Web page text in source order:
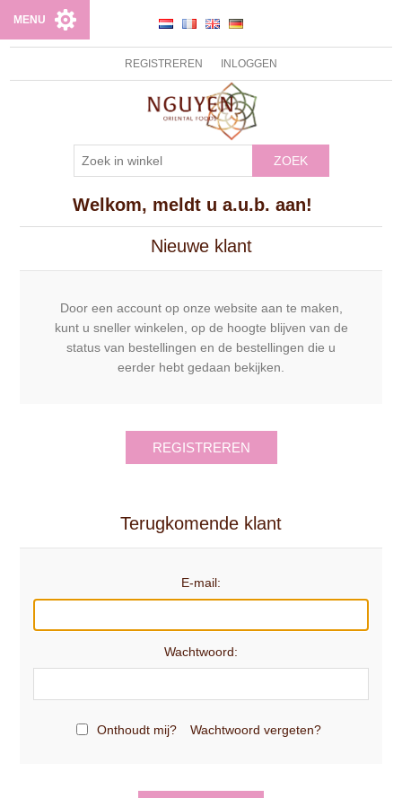
REGISTREREN INLOGGEN
ZOEK
MENU
Welkom, meldt u a.u.b. aan!
Nieuwe klant
Door een account op onze website aan te maken,
kunt u sneller winkelen, op de hoogte blijven van de
status van bestellingen en de bestellingen die u
eerder hebt gedaan bekijken.
REGISTREREN
Terugkomende klant
E-mail:
Wachtwoord:
Onthoudt mij? Wachtwoord vergeten?